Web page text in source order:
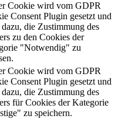
Cookie wird vom GDPR
Consent Plugin gesetzt und
die Zustimmung des
zu den Cookies der
"Notwendig" zu
Cookie wird vom GDPR
Consent Plugin gesetzt und
die Zustimmung des
für Cookies der Kategorie
zu speichern.